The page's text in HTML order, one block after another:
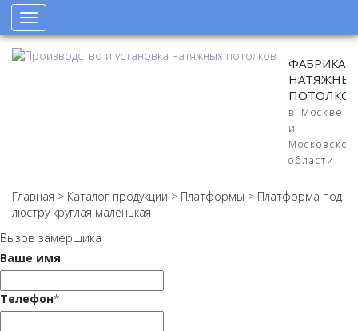
Toggle
navigation
ФАБРИКА
НАТЯЖНЫХ
ПОТОЛКОВ
в Москве
и
Московской
области
Главная > Каталог продукции > Платформы > Платформа под
люстру круглая маленькая
Вызов замерщика
Ваше имя
Телефон*